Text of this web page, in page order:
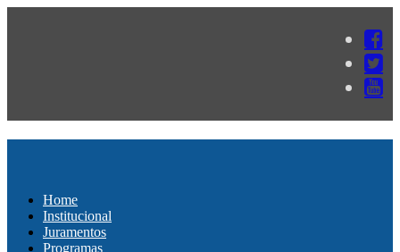
Home
Institucional
Juramentos
Programas